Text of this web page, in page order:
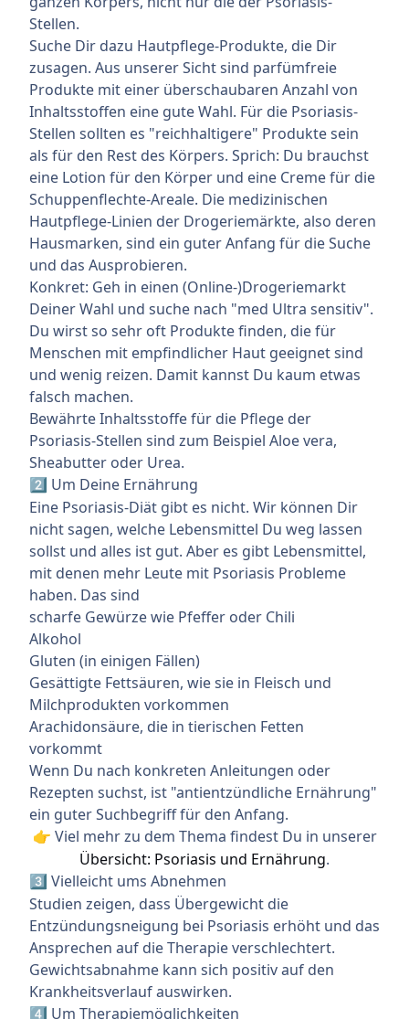
Stellen.
Suche Dir dazu Hautpflege-Produkte, die Dir
zusagen. Aus unserer Sicht sind parfümfreie
Produkte mit einer überschaubaren Anzahl von
Inhaltsstoffen eine gute Wahl. Für die Psoriasis-
Stellen sollten es "reichhaltigere" Produkte sein
als für den Rest des Körpers. Sprich: Du brauchst
eine Lotion für den Körper und eine Creme für die
Schuppenflechte-Areale. Die medizinischen
Hautpflege-Linien der Drogeriemärkte, also deren
Hausmarken, sind ein guter Anfang für die Suche
und das Ausprobieren.
Konkret: Geh in einen (Online-)Drogeriemarkt
Deiner Wahl und suche nach "med Ultra sensitiv".
Du wirst so sehr oft Produkte finden, die für
Menschen mit empfindlicher Haut geeignet sind
und wenig reizen. Damit kannst Du kaum etwas
falsch machen.
Bewährte Inhaltsstoffe für die Pflege der
Psoriasis-Stellen sind zum Beispiel Aloe vera,
Sheabutter oder Urea.
2️⃣ Um Deine Ernährung
Eine Psoriasis-Diät gibt es nicht. Wir können Dir
nicht sagen, welche Lebensmittel Du weg lassen
sollst und alles ist gut. Aber es gibt Lebensmittel,
mit denen mehr Leute mit Psoriasis Probleme
haben. Das sind
scharfe Gewürze wie Pfeffer oder Chili
Alkohol
Gluten (in einigen Fällen)
Gesättigte Fettsäuren, wie sie in Fleisch und
Milchprodukten vorkommen
Arachidonsäure, die in tierischen Fetten
vorkommt
Wenn Du nach konkreten Anleitungen oder
Rezepten suchst, ist "antientzündliche Ernährung"
ein guter Suchbegriff für den Anfang.
👉 Viel mehr zu dem Thema findest Du in unserer
Übersicht: Psoriasis und Ernährung.
3️⃣ Vielleicht ums Abnehmen
Studien zeigen, dass Übergewicht die
Entzündungsneigung bei Psoriasis erhöht und das
Ansprechen auf die Therapie verschlechtert.
Gewichtsabnahme kann sich positiv auf den
Krankheitsverlauf auswirken.
4️⃣ Um Therapiemöglichkeiten